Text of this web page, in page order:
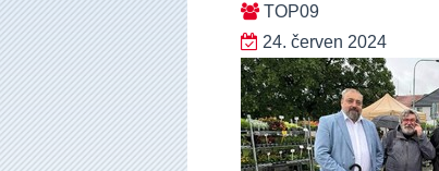
TOP09
24. červen 2024